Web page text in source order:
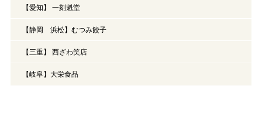
【愛知】 一刻魁堂
【静岡 浜松】むつみ餃子
【三重】 西ざわ笑店
【岐阜】大栄食品